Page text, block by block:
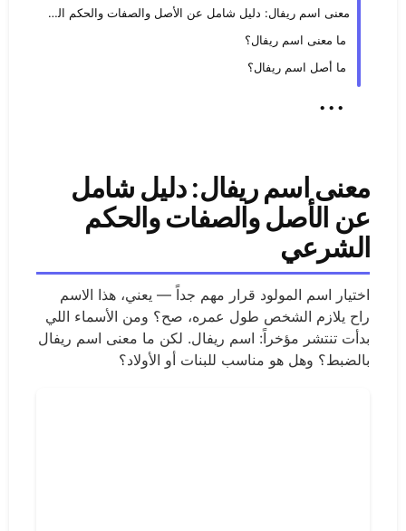
معنى اسم ريفال: دليل شامل عن الأصل والصفات والحكم الشرعي
ما معنى اسم ريفال؟
ما أصل اسم ريفال؟
...
معنى اسم ريفال: دليل شامل
عن الأصل والصفات والحكم
الشرعي
اختيار اسم المولود قرار مهم جداً — يعني، هذا الاسم
راح يلازم الشخص طول عمره، صح؟ ومن الأسماء اللي
بدأت تنتشر مؤخراً: اسم ريفال. لكن ما معنى اسم ريفال
بالضبط؟ وهل هو مناسب للبنات أو الأولاد؟